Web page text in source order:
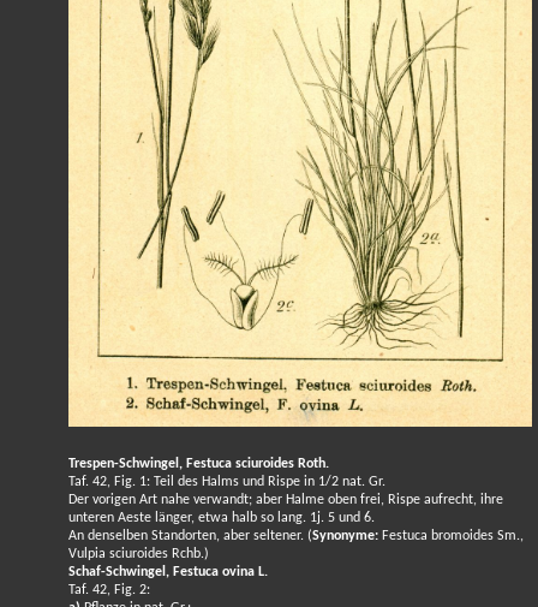
Trespen-Schwingel, Festuca sciuroides Roth.
Taf. 42, Fig. 1: Teil des Halms und Rispe in 1/2 nat. Gr.
Der vorigen Art nahe verwandt; aber Halme oben frei, Rispe aufrecht, ihre
unteren Aeste länger, etwa halb so lang. 1j. 5 und 6.
An denselben Standorten, aber seltener. (Synonyme:Festuca bromoides Sm.,
Vulpia sciuroides Rchb.)
Schaf-Schwingel, Festuca ovina L.
Taf. 42, Fig. 2: